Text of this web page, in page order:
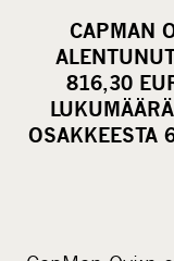
CAPMAN
816,30
OSAKKEESTA